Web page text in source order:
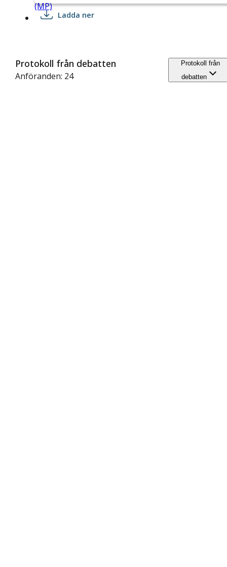
(MP)
Ladda ner
Protokoll från debatten
Anföranden: 24
Protokoll från
debatten